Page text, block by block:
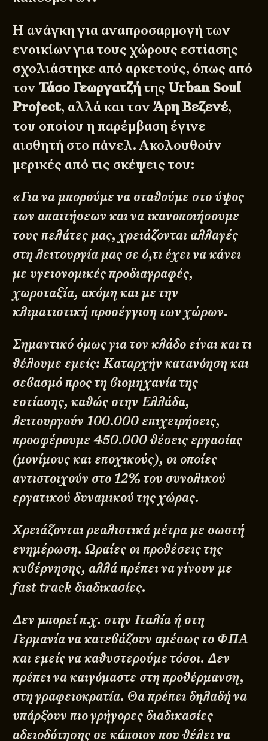
Η ανάγκη για αναπροσαρμογή των
ενοικίων για τους χώρους εστίασης
σχολιάστηκε από αρκετούς, όπως από
τον Τάσο Γεωργατζήτης Urban Soul
Project, αλλά και τον Άρη Βεζενέ,
του οποίου η παρέμβαση έγινε
αισθητή στο πάνελ. Ακολουθούν
μερικές από τις σκέψεις του:
«Για να μπορούμε να σταθούμε στο ύψος
των απαιτήσεων και να ικανοποιήσουμε
τους πελάτες μας, χρειάζονται αλλαγές
στη λειτουργία μας σε ό,τι έχει να κάνει
με υγειονομικές προδιαγραφές,
χωροταξία, ακόμη και με την
κλιματιστική́ προσέγγιση των χώρων.
Σημαντικό́ όμως για τον κλάδο είναι και τι
θέλουμε εμείς: Καταρχήν κατανόηση και
σεβασμό́ προς τη βιομηχανία της
εστίασης, καθώς στην Ελλάδα,
λειτουργούν 100.000 επιχειρήσεις,
προσφέρουμε 450.000 θέσεις εργασίας
(μονίμους και εποχικούς), οι οποίες
αντιστοιχούν στο 12% του συνολικού́
εργατικού́ δυναμικού́ της χώρας.
Χρειάζονται ρεαλιστικά́ μέτρα με σωστή́
ενημέρωση. Ωραίες οι προθέσεις της
κυβέρνησης, αλλά́ πρέπει να γίνουν με
fast track διαδικασίες.
Δεν μπορεί́ π.χ. στην Ιταλία ή στη
Γερμανία να κατεβάζουν αμέσως το ΦΠΑ
και εμείς να καθυστερούμε τόσοι. Δεν
πρέπει να καιγόμαστε στη προθέρμανση,
στη γραφειοκρατία. Θα πρέπει δηλαδή́ να
υπάρξουν πιο γρήγορες διαδικασίες
αδειοδότησης σε κάποιον που θέλει να